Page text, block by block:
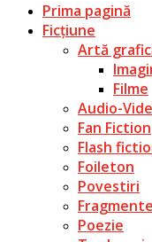
Prima pagină
Ficțiune
Artă
Filme
Audio-
Fan Fiction
Flash
Foileton
Povestiri
Fragmente
Poezie